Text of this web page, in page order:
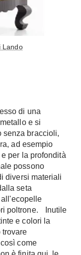
Porte
Blindate
Porte Interne
Finestre
Finestre Pvc
Alluminio
Legno
Persiane
Scale
Chiocciola
Scale Interni
Ringhiere
Lando
di una
e si
senza braccioli,
ad esempio
per la profondità
possono
diversi materiali
seta
poltrone. Inutile
e colori la
trovare
come